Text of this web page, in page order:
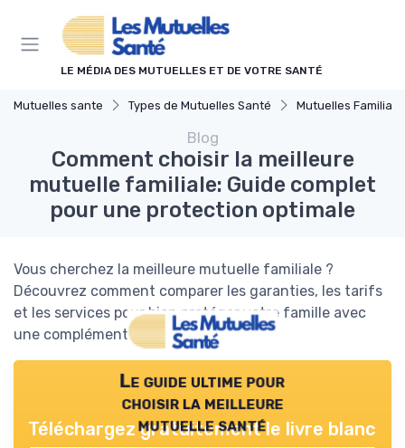
LE MÉDIA DES MUTUELLES ET DE VOTRE SANTÉ
Mutuelles sante Types de Mutuelles Santé Mutuelles
Blog
Comment choisir la meilleure
mutuelle familiale: Guide complet
pour une protection optimale
Vous cherchez la meilleure mutuelle familiale ?
Découvrez comment comparer les garanties, les tarifs
et les services pour bien protéger votre famille avec
une complémentaire santé adaptée.
Le guide ultime pour
choisir la meilleure
mutuelle santé
Téléchargez gratuitement le livre blanc